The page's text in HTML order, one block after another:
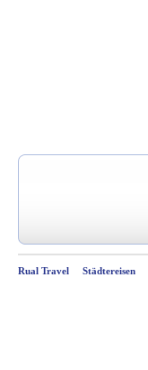
Rual Travel Städtereisen